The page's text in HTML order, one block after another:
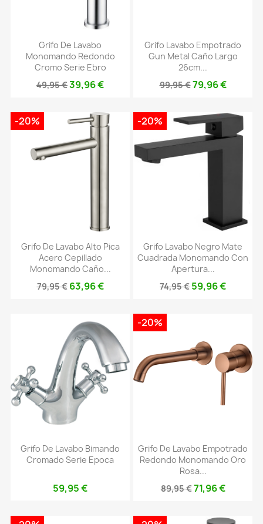
Grifo De Lavabo
Monomando Redondo
Cromo Serie Ebro
49,95 €39,96 €
Grifo Lavabo Empotrado
Gun Metal Caño Largo
26cm...
99,95 €79,96 €
Grifo De Lavabo Alto Pica
Acero Cepillado
Monomando Caño...
79,95 € 63,96 €
-20%
Grifo Lavabo Negro Mate
Cuadrada Monomando Con
Apertura...
74,95 € 59,96 €
-20%
Grifo De Lavabo Bimando
Cromado Serie Epoca
59,95 €
Grifo De Lavabo Empotrado
Redondo Monomando Oro
Rosa...
89,95 €71,96 €
-20%